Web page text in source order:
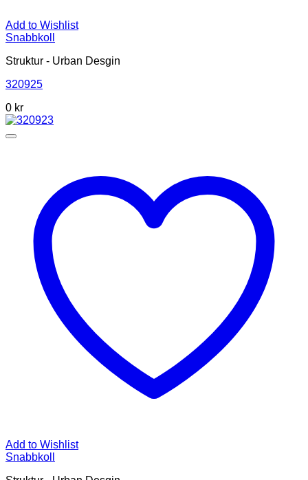
Add to Wishlist
Snabbkoll
Struktur - Urban Desgin
320925
0 kr
Add to Wishlist
Snabbkoll